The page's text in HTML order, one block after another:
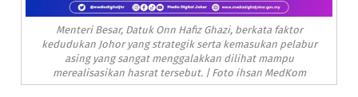
Menteri Besar, Datuk Onn Hafiz Ghazi, berkata faktor
kedudukan Johor yang strategik serta kemasukan pelabur
asing yang sangat menggalakkan dilihat mampu
merealisasikan hasrat tersebut. | Foto ihsan MedKom